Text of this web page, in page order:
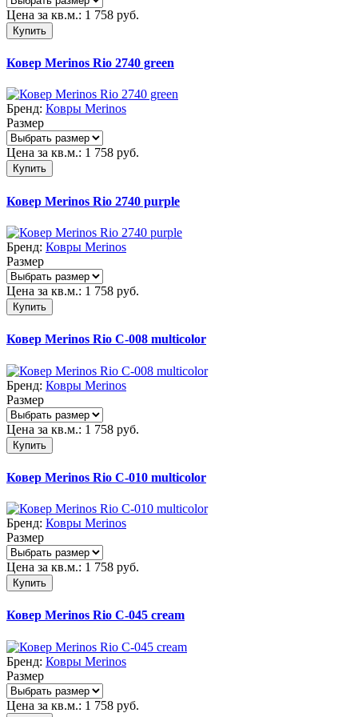
Цена за кв.м.: 1 758 руб.
Купить
Ковер Merinos Rio 2740 green
Бренд: Ковры Merinos
Размер
Цена за кв.м.: 1 758 руб.
Купить
Ковер Merinos Rio 2740 purple
Бренд: Ковры Merinos
Размер
Цена за кв.м.: 1 758 руб.
Купить
Ковер Merinos Rio C-008 multicolor
Бренд: Ковры Merinos
Размер
Цена за кв.м.: 1 758 руб.
Купить
Ковер Merinos Rio C-010 multicolor
Бренд: Ковры Merinos
Размер
Цена за кв.м.: 1 758 руб.
Купить
Ковер Merinos Rio C-045 cream
Бренд: Ковры Merinos
Размер
Цена за кв.м.: 1 758 руб.